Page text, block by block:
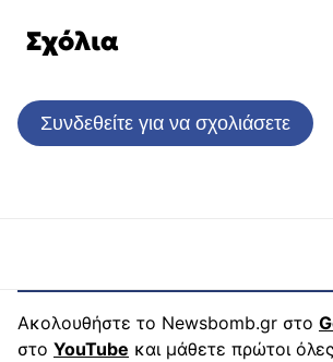
Σχόλια
Συνδεθείτε για να σχολιάσετε
Ακολουθήστε το Newsbomb.gr στο
στο YouTube και μάθετε πρώτοι όλες